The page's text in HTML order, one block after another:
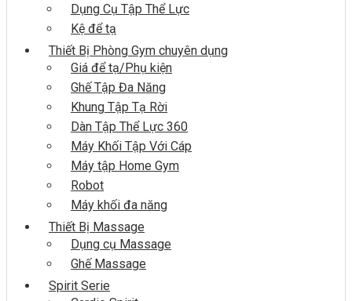
Dụng Cụ Tập Thể Lực
Kệ để tạ
Thiết Bị Phòng Gym chuyên dụng
Giá để tạ/Phụ kiện
Ghế Tập Đa Năng
Khung Tập Tạ Rời
Dàn Tập Thể Lực 360
Máy Khối Tập Với Cáp
Máy tập Home Gym
Robot
Máy khối đa năng
Thiết Bị Massage
Dụng cụ Massage
Ghế Massage
Spirit Serie